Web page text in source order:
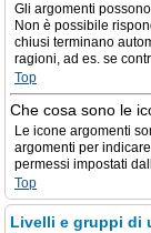
Gli argomenti
Non è possibile
chiusi terminano
ragioni, ad es. se
Top
Che cosa sono le
Le icone argomenti
argomenti per
permessi impostati
Top
Livelli e gruppi di